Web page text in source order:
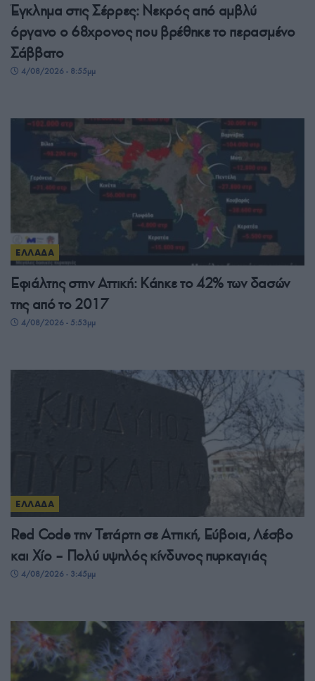
Έγκλημα στις Σέρρες: Νεκρός από αμβλύ
όργανο ο 68χρονος που βρέθηκε το περασμένο
Σάββατο
4/08/2026 - 8:55μμ
ΕΛΛΑΔΑ
Εφιάλτης στην Αττική: Κάηκε το 42% των δασών
της από το 2017
4/08/2026 - 5:53μμ
ΕΛΛΑΔΑ
Red Code την Τετάρτη σε Αττική, Εύβοια, Λέσβο
και Χίο – Πολύ υψηλός κίνδυνος πυρκαγιάς
4/08/2026 - 3:45μμ